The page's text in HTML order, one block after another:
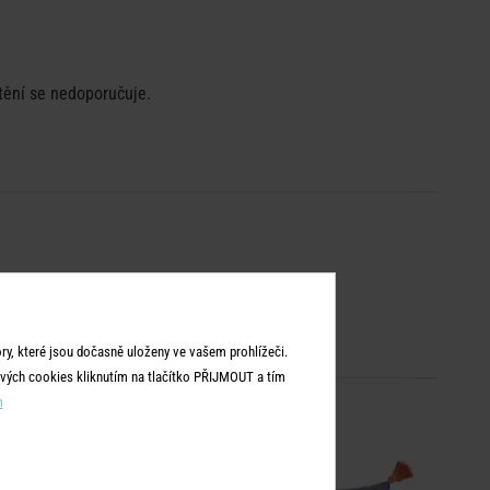
se nedoporučuje.
které jsou dočasně uloženy ve vašem prohlížeči.
cookies kliknutím na tlačítko PŘIJMOUT a tím